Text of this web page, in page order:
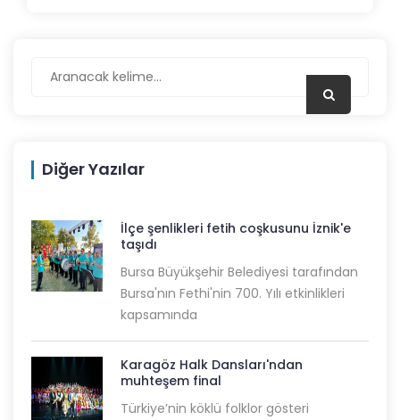
Diğer Yazılar
İlçe şenlikleri fetih coşkusunu İznik'e
taşıdı
Bursa Büyükşehir Belediyesi tarafından
Bursa'nın Fethi'nin 700. Yılı etkinlikleri
kapsamında
Karagöz Halk Dansları'ndan
muhteşem final
Türkiye’nin köklü folklor gösteri